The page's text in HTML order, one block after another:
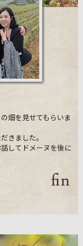
畑を見せてもらいま
きました。
してドメーヌを後に